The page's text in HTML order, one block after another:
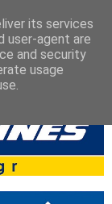
its services
user-agent are
and security
usage